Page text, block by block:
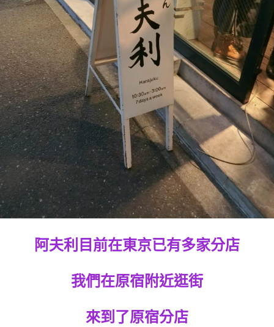
阿夫利目前在東京已有多家分店
我們在原宿附近逛街
來到了原宿分店